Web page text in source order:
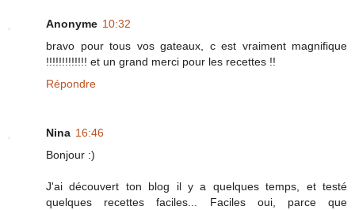
Anonyme 10:32
bravo pour tous vos gateaux, c est vraiment magnifique
!!!!!!!!!!!!! et un grand merci pour les recettes !!
Répondre
Nina 16:46
Bonjour :)
J'ai découvert ton blog il y a quelques temps, et testé
quelques recettes faciles... Faciles oui, parce que